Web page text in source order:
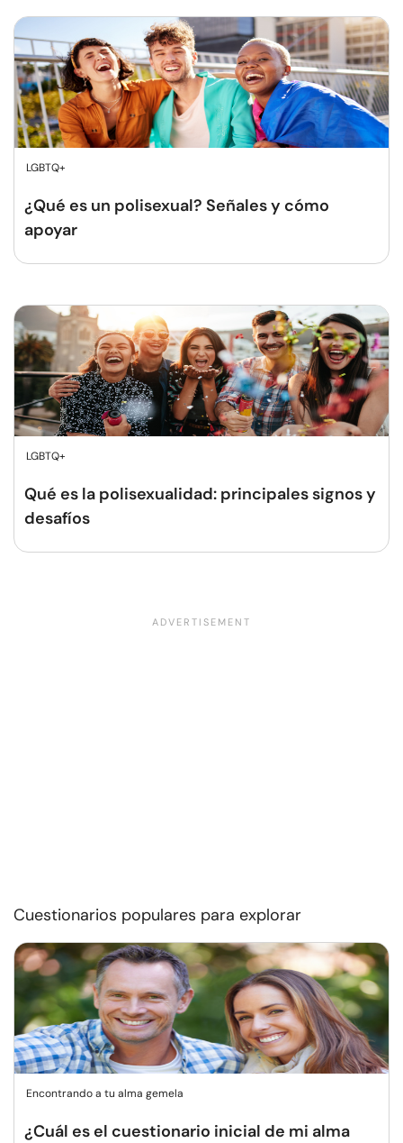
LGBTQ+
¿Qué es un polisexual? Señales y cómo
apoyar
LGBTQ+
Qué es la polisexualidad: principales signos y
desafíos
Cuestionarios populares para explorar
Encontrando a tu alma gemela
¿Cuál es el cuestionario inicial de mi alma